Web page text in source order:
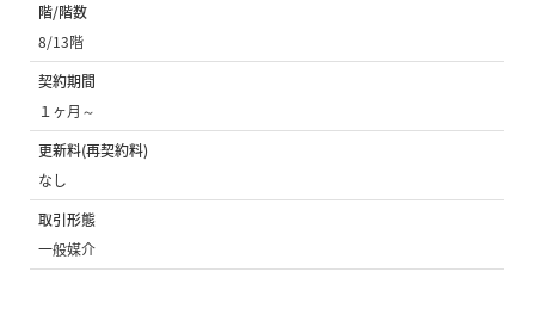
階/階数
8/13階
契約期間
１ヶ月～
更新料(再契約料)
なし
取引形態
一般媒介